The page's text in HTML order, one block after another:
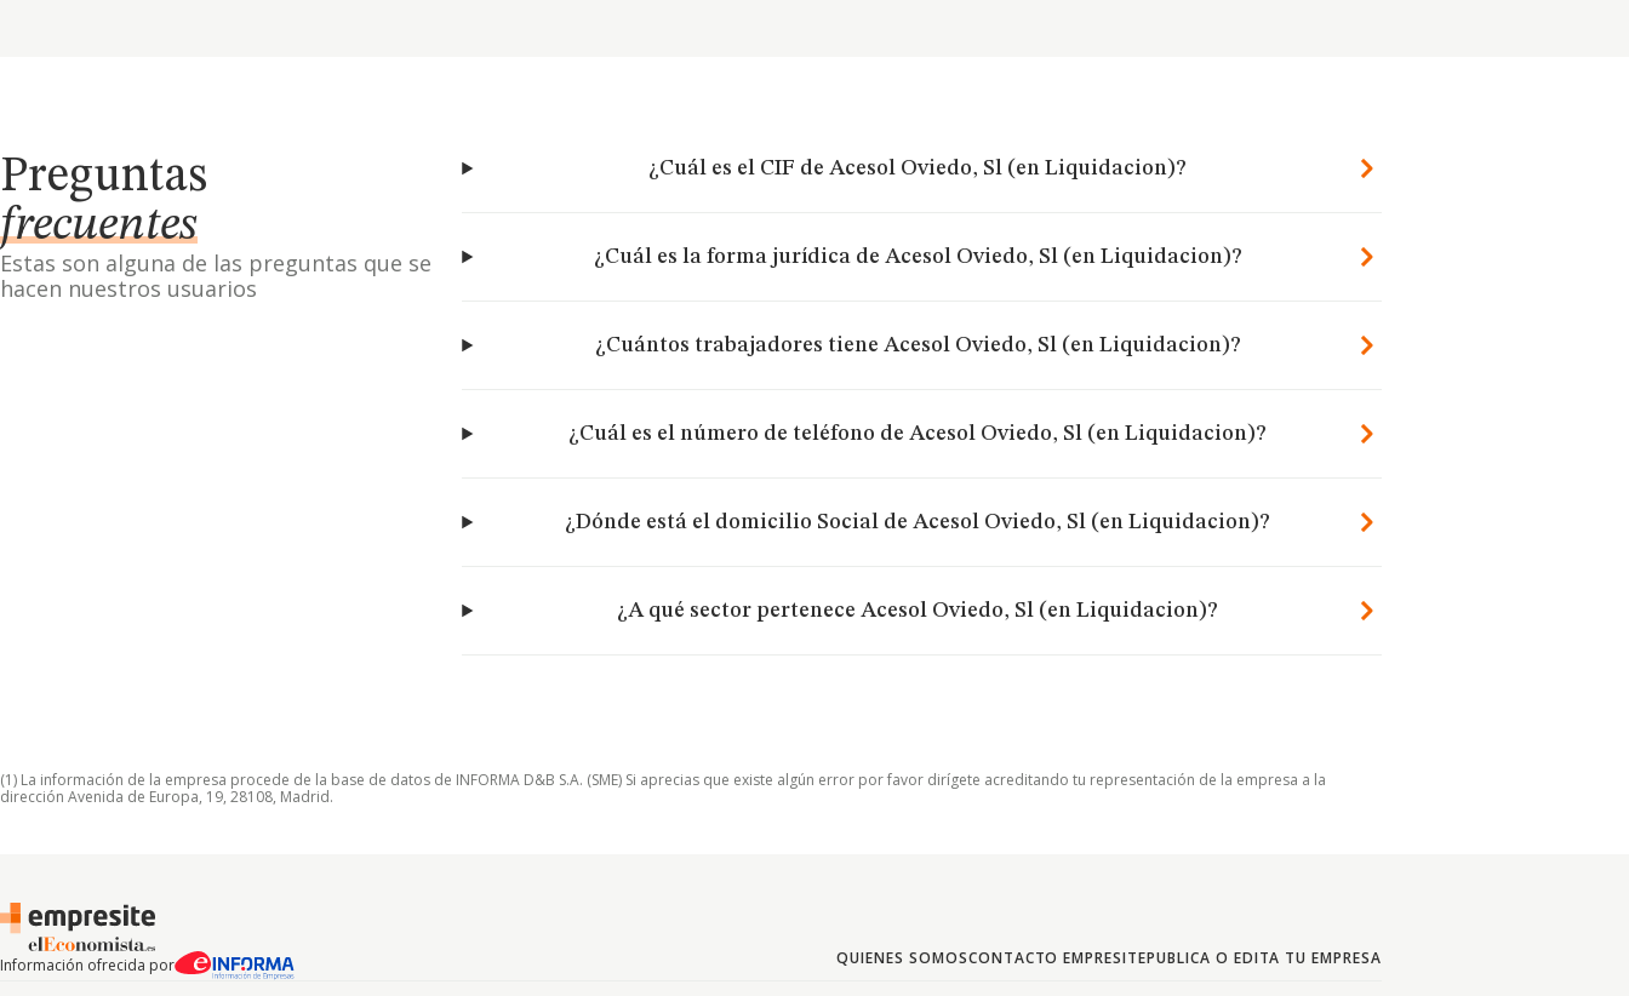
Preguntas
frecuentes
Estas son alguna de las preguntas que se
hacen nuestros usuarios
¿Cuál es el CIF de Acesol Oviedo, Sl (en Liquidacion)?
¿Cuál es la forma jurídica de Acesol Oviedo, Sl (en Liquidacion)?
¿Cuántos trabajadores tiene Acesol Oviedo, Sl (en Liquidacion)?
¿Cuál es el número de teléfono de Acesol Oviedo, Sl (en Liquidacion)?
¿Dónde está el domicilio Social de Acesol Oviedo, Sl (en Liquidacion)?
¿A qué sector pertenece Acesol Oviedo, Sl (en Liquidacion)?
(1) La información de la empresa procede de la base de datos de INFORMA D&B S.A. (SME) Si aprecias que existe algún error por favor dirígete acreditando tu representación de la empresa a la
dirección Avenida de Europa, 19, 28108, Madrid.
Información ofrecida por QUIENES SOMOSCONTACTO EMPRESITEPUBLICA O EDITA TU EMPRESA